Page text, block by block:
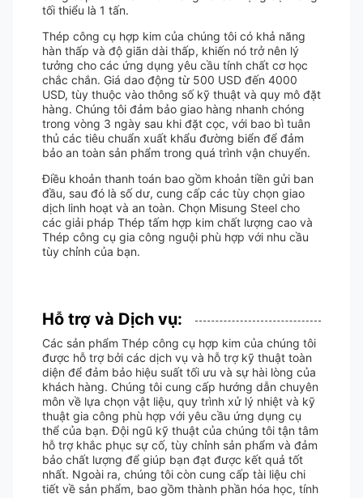
tối thiểu là 1 tấn.
Thép công cụ hợp kim của chúng tôi có khả năng
hàn thấp và độ giãn dài thấp, khiến nó trở nên lý
tưởng cho các ứng dụng yêu cầu tính chất cơ học
chắc chắn. Giá dao động từ 500 USD đến 4000
USD, tùy thuộc vào thông số kỹ thuật và quy mô đặt
hàng. Chúng tôi đảm bảo giao hàng nhanh chóng
trong vòng 3 ngày sau khi đặt cọc, với bao bì tuân
thủ các tiêu chuẩn xuất khẩu đường biển để đảm
bảo an toàn sản phẩm trong quá trình vận chuyển.
Điều khoản thanh toán bao gồm khoản tiền gửi ban
đầu, sau đó là số dư, cung cấp các tùy chọn giao
dịch linh hoạt và an toàn. Chọn Misung Steel cho
các giải pháp Thép tấm hợp kim chất lượng cao và
Thép công cụ gia công nguội phù hợp với nhu cầu
tùy chỉnh của bạn.
Hỗ trợ và Dịch vụ:
Các sản phẩm Thép công cụ hợp kim của chúng tôi
được hỗ trợ bởi các dịch vụ và hỗ trợ kỹ thuật toàn
diện để đảm bảo hiệu suất tối ưu và sự hài lòng của
khách hàng. Chúng tôi cung cấp hướng dẫn chuyên
môn về lựa chọn vật liệu, quy trình xử lý nhiệt và kỹ
thuật gia công phù hợp với yêu cầu ứng dụng cụ
thể của bạn. Đội ngũ kỹ thuật của chúng tôi tận tâm
hỗ trợ khắc phục sự cố, tùy chỉnh sản phẩm và đảm
bảo chất lượng để giúp bạn đạt được kết quả tốt
nhất. Ngoài ra, chúng tôi còn cung cấp tài liệu chi
tiết về sản phẩm, bao gồm thành phần hóa học, tính